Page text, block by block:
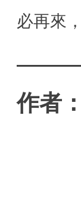
必再來
作者：